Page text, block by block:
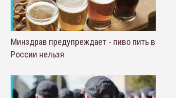
Минздрав предупреждает - пиво пить в
России нельзя